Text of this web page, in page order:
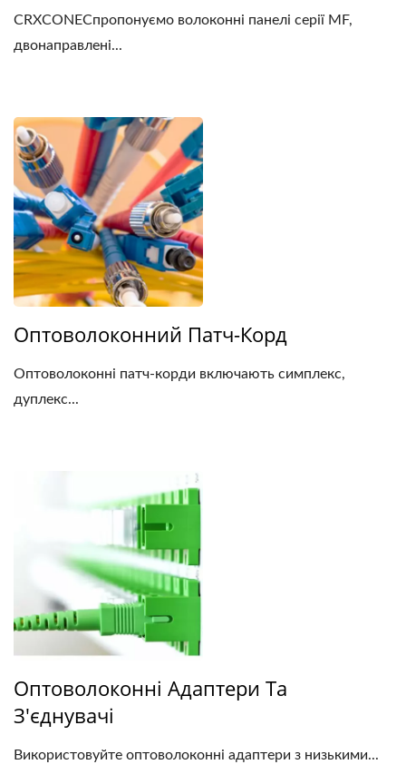
CRXCONECпропонуємо волоконні панелі серії MF,
двонаправлені...
Оптоволоконний Патч-Корд
Оптоволоконні патч-корди включають симплекс,
дуплекс...
Оптоволоконні Адаптери Та
З'єднувачі
Використовуйте оптоволоконні адаптери з низькими...